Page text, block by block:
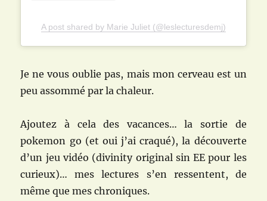
A post shared by Marie Juliet (@leslecturesdemj)
Je ne vous oublie pas, mais mon cerveau est un
peu assommé par la chaleur.
Ajoutez à cela des vacances… la sortie de
pokemon go (et oui j’ai craqué), la découverte
d’un jeu vidéo (divinity original sin EE pour les
curieux)… mes lectures s’en ressentent, de
même que mes chroniques.